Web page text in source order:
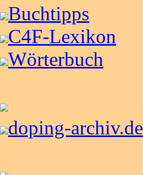
Buchtipps
C4F-Lexikon
Wörterbuch
doping-archiv.de